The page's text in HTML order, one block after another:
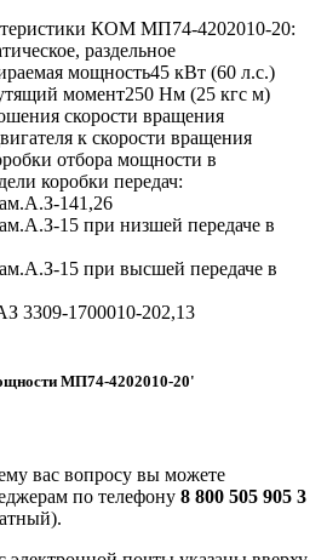
КОМ МП74-4202010-20:
раздельное
мощность45 кВт (60 л.с.)
момент250 Нм (25 кгс м)
скорости вращения
к скорости вращения
отбора мощности в
коробки передач:
141,26
15 при низшей передаче в
15 при высшей передаче в
3309-1700010-202,13
МП74-4202010-20'
вас вопросу вы можете
по телефону 8 800 505 905 3